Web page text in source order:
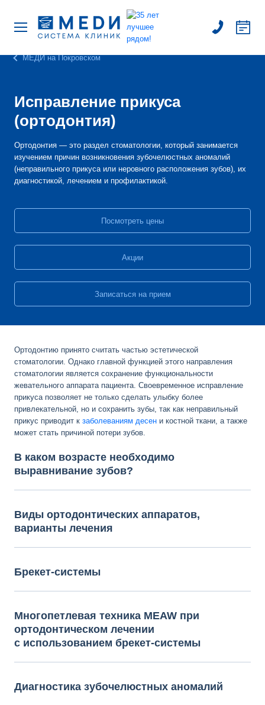
МЕДИ на Покровском
Исправление прикуса
(ортодонтия)
Ортодонтия — это раздел стоматологии, который занимается
изучением причин возникновения зубочелюстных аномалий
(неправильного прикуса или неровного расположения зубов), их
диагностикой, лечением и профилактикой.
Посмотреть цены
Акции
Записаться на прием
Ортодонтию принято считать частью эстетической
стоматологии. Однако главной функцией этого направления
стоматологии является сохранение функциональности
жевательного аппарата пациента. Своевременное исправление
прикуса позволяет не только сделать улыбку более
привлекательной, но и сохранить зубы, так как неправильный
прикус приводит к заболеваниям десен и костной ткани, а также
может стать причиной потери зубов.
В каком возрасте необходимо
выравнивание зубов?
Виды ортодонтических аппаратов,
варианты лечения
Брекет-системы
Многопетлевая техника MEAW при
ортодонтическом лечении
с использованием брекет-системы
Диагностика зубочелюстных аномалий